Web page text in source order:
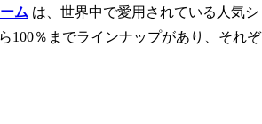
ム は、 世界中で愛用されている人気シ
100％までラインナップがあり、それぞ